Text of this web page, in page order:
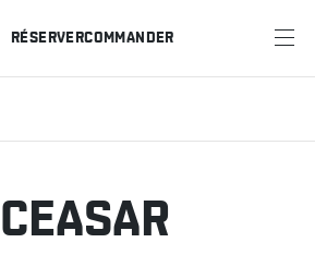
RÉSERVERCOMMANDER
PROMOTIONS